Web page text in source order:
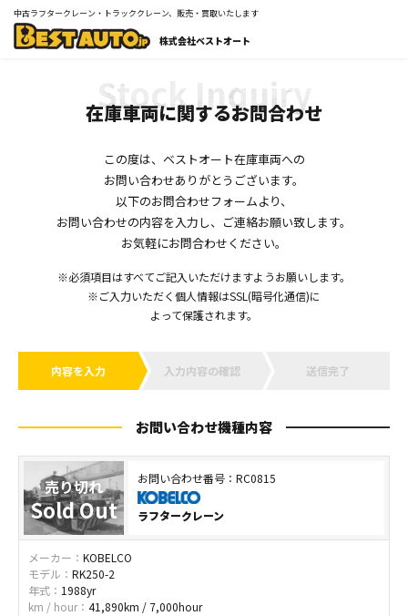
中古ラフタークレーン・トラッククレーン、販売・買取いたします
株式会社ベストオート
在庫車両に関するお問合わせ
この度は、ベストオート在庫車両への
お問い合わせありがとうございます。
以下のお問合わせフォームより、
お問い合わせの内容を入力し、ご連絡お願い致します。
お気軽にお問合わせください。
※必須項目はすべてご記入いただけますようお願いします。
※ご入力いただく個人情報はSSL(暗号化通信)に
よって保護されます。
内容を入力 入力内容の確認 送信完了
お問い合わせ機種内容
お問い合わせ番号：RC0815
ラフタークレーン
メーカー： KOBELCO
モデル： RK250-2
年式： 1988yr
km / hour： 41,890km / 7,000hour